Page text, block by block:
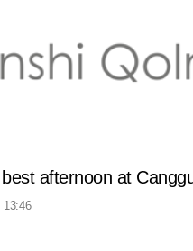
afternoon at
13:46